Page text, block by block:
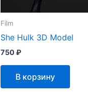
Film
She Hulk 3D Model
750₽
В корзину